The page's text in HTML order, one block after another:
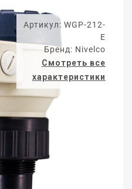
Артикул: WGP-212-
E
Бренд: Nivelco
Смотреть все
характеристики